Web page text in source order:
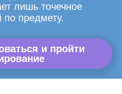
лишь точечное
по предмету.
и пройти